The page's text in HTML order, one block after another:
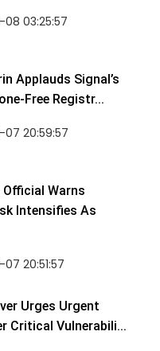
03:25:57
Applauds Signal’s
Free Registr...
20:59:57
Official Warns
Intensifies As
20:51:57
Urges Urgent
Critical Vulnerabili...